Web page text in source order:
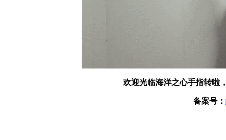
欢迎光临海洋之心手指转啦
备案号：